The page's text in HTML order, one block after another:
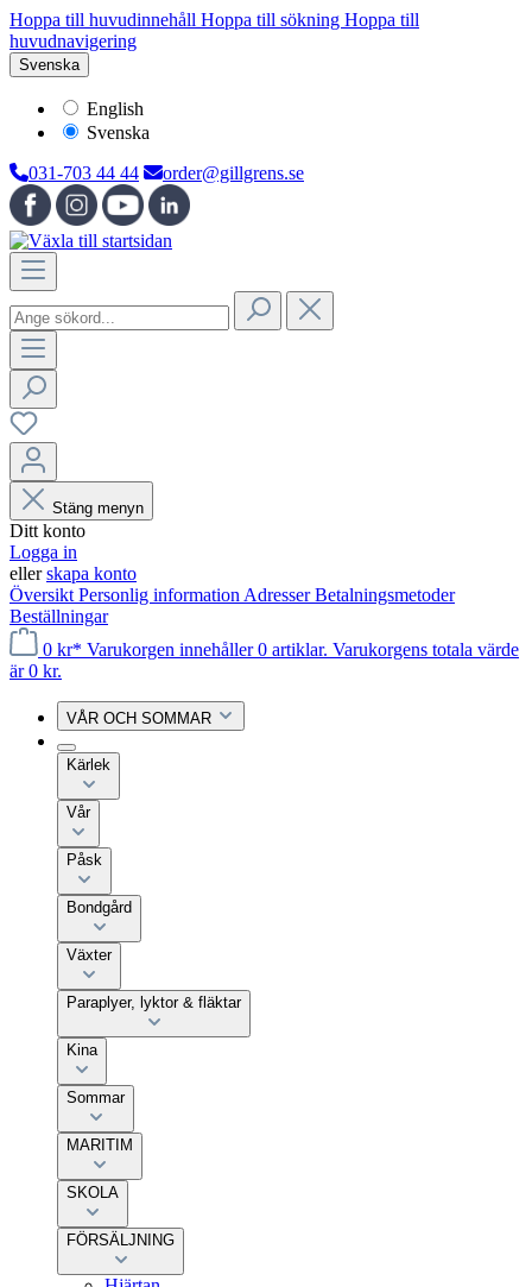
Hoppa till huvudinnehåll Hoppa till sökning Hoppa till
huvudnavigering
Svenska
English
Svenska
031-703 44 44
order@gillgrens.se
Stäng menyn
Ditt konto
Logga in
ellerskapa konto
Översikt Personlig information AdresserBetalningsmetoder
Beställningar
0 kr* Varukorgen innehåller 0 artiklar. Varukorgens totala värde
är 0 kr.
VÅR OCH SOMMAR
Kärlek
Vår
Påsk
Bondgård
Växter
Paraplyer, lyktor & fläktar
Kina
Sommar
MARITIM
SKOLA
FÖRSÄLJNING